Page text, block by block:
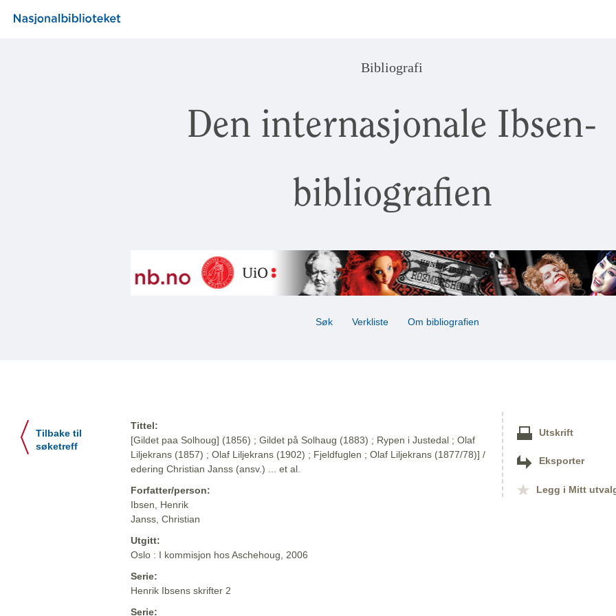
Bibliografi
Den internasjonale Ibsen-
bibliografien
Søk Verkliste Om bibliografien
Tilbake til
søketreff
Tittel:
[Gildet paa Solhoug] (1856) ; Gildet på Solhaug (1883) ; Rypen i Justedal ; Olaf
Liljekrans (1857) ; Olaf Liljekrans (1902) ; Fjeldfuglen ; Olaf Liljekrans (1877/78)] /
edering Christian Janss (ansv.) ... et al.
Forfatter/person:
Ibsen, Henrik
Janss, Christian
Utgitt:
Oslo : I kommisjon hos Aschehoug, 2006
Serie:
Henrik Ibsens skrifter 2
Serie:
Utskrift
Eksporter
Legg i Mitt